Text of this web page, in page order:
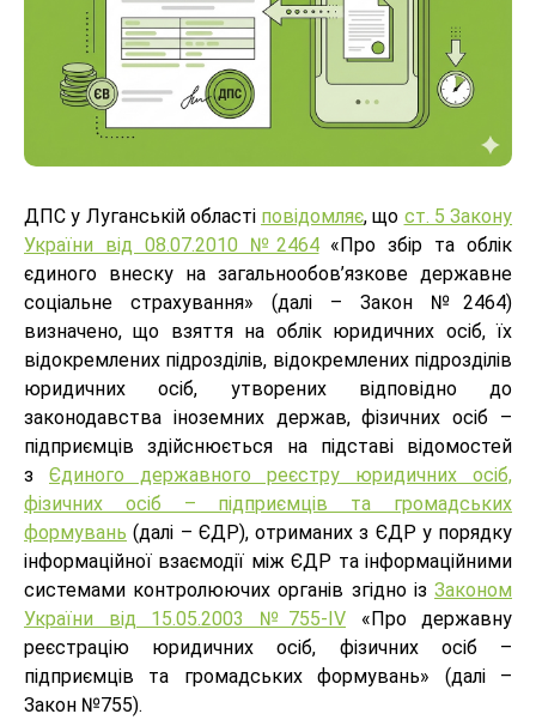
ДПС у Луганській області повідомляє, що ст. 5 Закону
України від 08.07.2010 №2464«Про збір та облік
єдиного внеску на загальнообов’язкове державне
соціальне страхування» (далі – Закон №2464)
визначено, що взяття на облік юридичних осіб, їх
відокремлених підрозділів, відокремлених підрозділів
юридичних осіб, утворених відповідно до
законодавства іноземних держав, фізичних осіб –
підприємців здійснюється на підставі відомостей
з Єдиного державного реєстру юридичних осіб,
фізичних осіб – підприємців та громадських
формувань (далі – ЄДР), отриманих з ЄДР у порядку
інформаційної взаємодії між ЄДР та інформаційними
системами контролюючих органів згідно із Законом
України від 15.05.2003 №755-IV «Про державну
реєстрацію юридичних осіб, фізичних осіб –
підприємців та громадських формувань» (далі –
Закон №755).